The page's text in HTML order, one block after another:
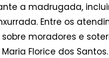
a madrugada,
Entre os
moradores e
Florice dos Santos.